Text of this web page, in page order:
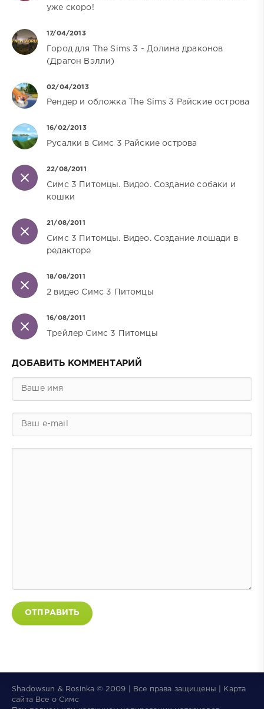
уже скоро!
17/04/2013
Город для The Sims 3 - Долина драконов
(Драгон Вэлли)
02/04/2013
Рендер и обложка The Sims 3 Райские острова
16/02/2013
Русалки в Симс 3 Райские острова
22/08/2011
Симс 3 Питомцы. Видео. Создание собаки и
кошки
21/08/2011
Симс 3 Питомцы. Видео. Создание лошади в
редакторе
18/08/2011
2 видео Симс 3 Питомцы
16/08/2011
Трейлер Симс 3 Питомцы
ДОБАВИТЬ КОММЕНТАРИЙ
ОТПРАВИТЬ
Shadowsun & Rosinka © 2009 | Все права защищены | Карта
сайта Все о Симс